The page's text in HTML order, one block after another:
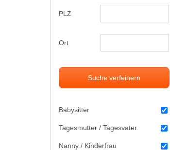
PLZ
Ort
Suche verfeinern
Babysitter
Tagesmutter / Tagesvater
Nanny / Kinderfrau